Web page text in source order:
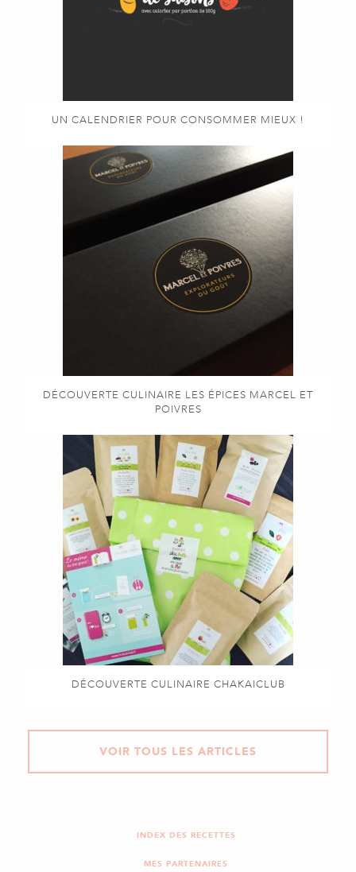
UN CALENDRIER POUR CONSOMMER MIEUX !
DÉCOUVERTE CULINAIRE LES ÉPICES MARCEL ET
POIVRES
DÉCOUVERTE CULINAIRE CHAKAICLUB
VOIR TOUS LES ARTICLES
INDEX DES RECETTES
MES PARTENAIRES